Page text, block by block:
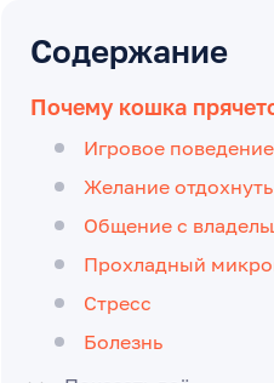
Содержание
Почему кошка
Игровое поведение
Желание отдохнуть
Общение с
Прохладный
Стресс
Болезнь